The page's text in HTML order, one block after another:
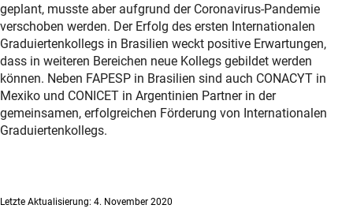
geplant, musste aber aufgrund der Coronavirus-Pandemie
verschoben werden. Der Erfolg des ersten Internationalen
Graduiertenkollegs in Brasilien weckt positive Erwartungen,
dass in weiteren Bereichen neue Kollegs gebildet werden
können. Neben FAPESP in Brasilien sind auch CONACYT in
Mexiko und CONICET in Argentinien Partner in der
gemeinsamen, erfolgreichen Förderung von Internationalen
Graduiertenkollegs.
Letzte Aktualisierung: 4. November 2020